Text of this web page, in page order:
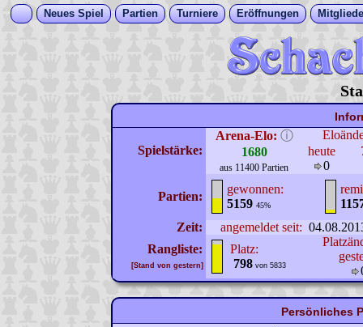
Neues Spiel Partien Turniere Eröffnungen
Spielstärke:
Arena-Elo: ⓘ
1680
aus 11400 Partien
heute
0
Partien:
gewonnen:
5159 45%
Zeit:
angemeldet seit:
Rangliste:
[Stand von gestern]
Platz:
798 von 5833
Persönliches